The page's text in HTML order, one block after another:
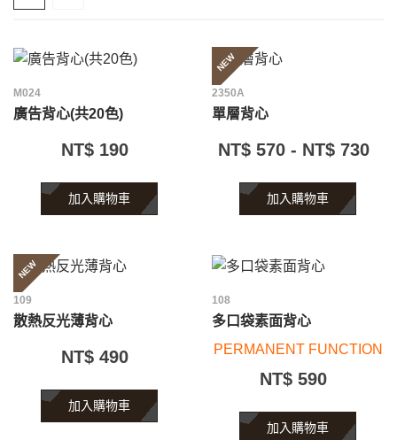
M024
廣告背心(共20色)
NT$ 190
加入購物車
NEW
2350A
單層背心
NT$ 570 - NT$ 730
加入購物車
NEW
109
散熱反光薄背心
NT$ 490
加入購物車
108
多口袋素面背心
PERMANENT FUNCTION
NT$ 590
加入購物車